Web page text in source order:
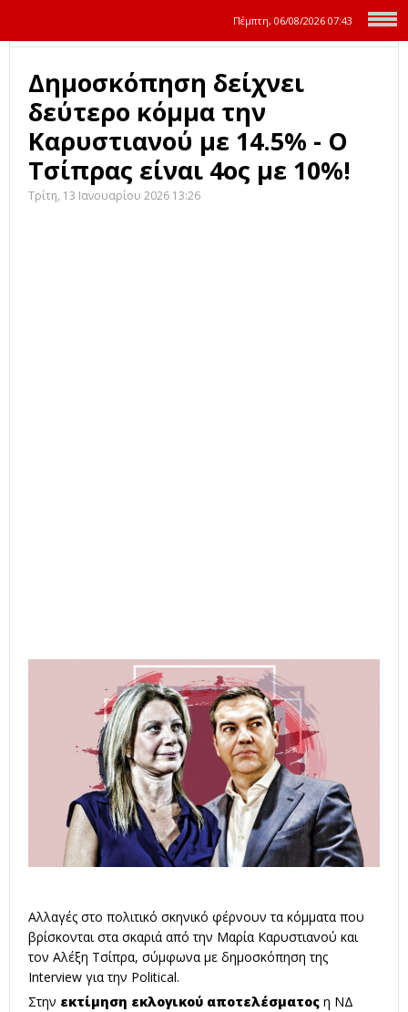
Πέμπτη, 06/08/2026 07:43
Δημοσκόπηση δείχνει
δεύτερο κόμμα την
Καρυστιανού με 14.5% - Ο
Τσίπρας είναι 4ος με 10%!
Τρίτη, 13 Ιανουαρίου 2026 13:26
Αλλαγές στο πολιτικό σκηνικό φέρνουν τα κόμματα που
βρίσκονται στα σκαριά από την Μαρία Καρυστιανού και
τον Αλέξη Τσίπρα, σύμφωνα με δημοσκόπηση της
Interview για την Political.
Στην εκτίμηση εκλογικού αποτελέσματος η ΝΔ